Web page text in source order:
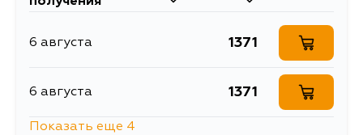
6 августа 1371
6 августа 1371
Показать еще 4